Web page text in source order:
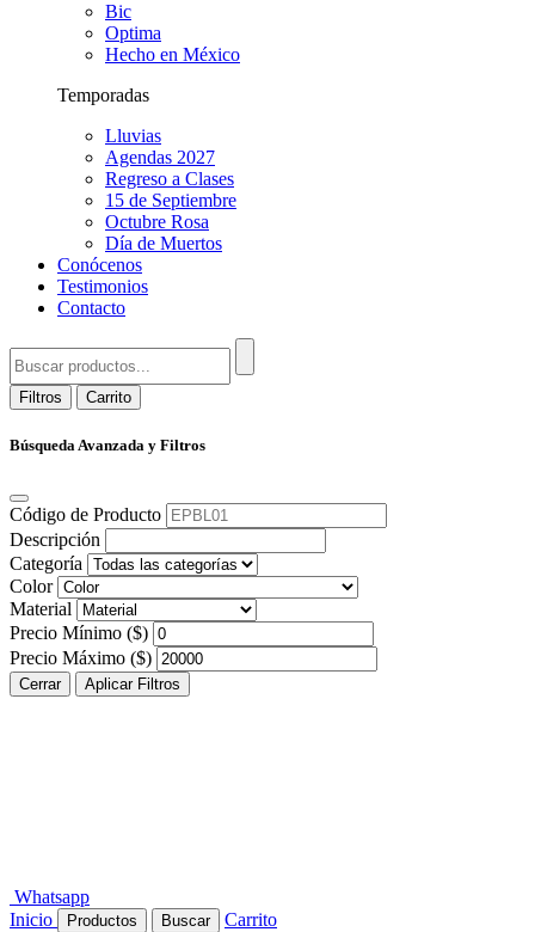
Bic
Optima
Hecho en México
Temporadas
Lluvias
Agendas 2027
Regreso a Clases
15 de Septiembre
Octubre Rosa
Día de Muertos
Conócenos
Testimonios
Contacto
Filtros Carrito
Búsqueda Avanzada y Filtros
Código de Producto
Descripción
Categoría
Color
Material
Precio Mínimo ($)
Precio Máximo ($)
Cerrar Aplicar Filtros
Whatsapp
Inicio
Productos Buscar Carrito